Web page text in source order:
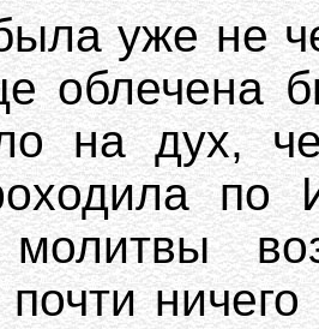
уже не
облечена
на дух,
по
почти